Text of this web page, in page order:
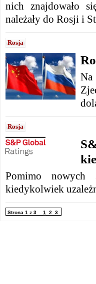
nich znajdowało
należały do ​​Rosji i
Rosja
Rosja
Pomimo nowych
kiedykolwiek
Strona 1 z 3 1 2 3